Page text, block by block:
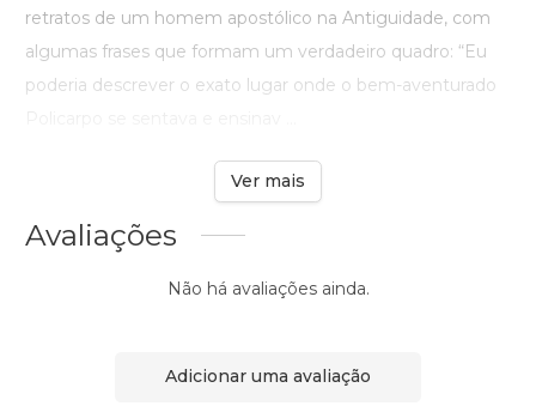
retratos de um homem apostólico na Antiguidade, com
algumas frases que formam um verdadeiro quadro: “Eu
poderia descrever o exato lugar onde o bem-aventurado
Ver mais
Avaliações
Não há avaliações ainda.
Adicionar uma avaliação